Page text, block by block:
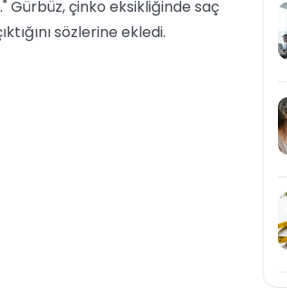
Gürbüz, çinko eksikliğinde saç
sözlerine ekledi.